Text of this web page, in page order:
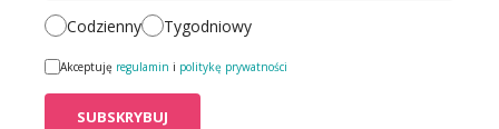
Codzienny Tygodniowy
Akceptuję regulamin i politykę prywatności